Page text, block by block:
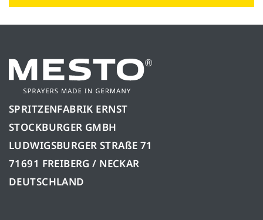
SPRITZENFABRIK ERNST
STOCKBURGER GMBH
LUDWIGSBURGER STRAßE 71
71691 FREIBERG / NECKAR
DEUTSCHLAND